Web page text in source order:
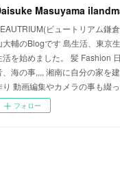
Masuyama
ビュートリアム鎌
大輔のBlogです 島生活、東京
活を始めました。 髪 Fashion
、海の事,,,, 湘南に自分の家を
り 動画編集やカメラの事も綴
フォロー